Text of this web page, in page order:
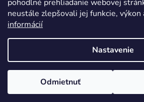
pohodlné prehliadanie webovej
neustále zlepšovali jej funkcie,
informácií
Nastavenie
Odmietnuť
Facebook
Vytvoril
Copyright 2026Nová dielňa.